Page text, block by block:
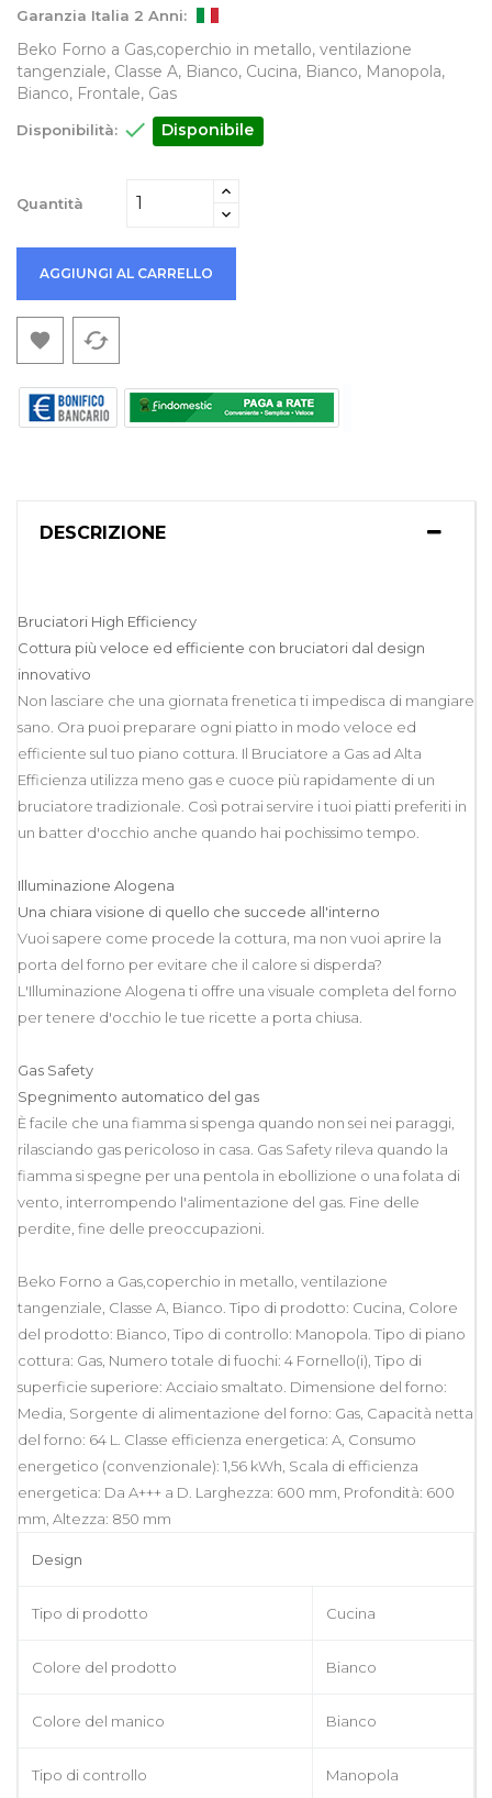
Garanzia Italia 2 Anni:
Beko Forno a Gas,coperchio in metallo, ventilazione
tangenziale, Classe A, Bianco, Cucina, Bianco, Manopola,
Bianco, Frontale, Gas
Disponibilità:  Disponibile
Quantità
AGGIUNGI AL CARRELLO
 cached
DESCRIZIONE
Bruciatori High Efficiency
Cottura più veloce ed efficiente con bruciatori dal design
innovativo
Non lasciare che una giornata frenetica ti impedisca di mangiare
sano. Ora puoi preparare ogni piatto in modo veloce ed
efficiente sul tuo piano cottura. Il Bruciatore a Gas ad Alta
Efficienza utilizza meno gas e cuoce più rapidamente di un
bruciatore tradizionale. Così potrai servire i tuoi piatti preferiti in
un batter d'occhio anche quando hai pochissimo tempo.
Illuminazione Alogena
Una chiara visione di quello che succede all'interno
Vuoi sapere come procede la cottura, ma non vuoi aprire la
porta del forno per evitare che il calore si disperda?
L'Illuminazione Alogena ti offre una visuale completa del forno
per tenere d'occhio le tue ricette a porta chiusa.
Gas Safety
Spegnimento automatico del gas
È facile che una fiamma si spenga quando non sei nei paraggi,
rilasciando gas pericoloso in casa. Gas Safety rileva quando la
fiamma si spegne per una pentola in ebollizione o una folata di
vento, interrompendo l'alimentazione del gas. Fine delle
perdite, fine delle preoccupazioni.
Beko Forno a Gas,coperchio in metallo, ventilazione
tangenziale, Classe A, Bianco. Tipo di prodotto: Cucina, Colore
del prodotto: Bianco, Tipo di controllo: Manopola. Tipo di piano
cottura: Gas, Numero totale di fuochi: 4 Fornello(i), Tipo di
superficie superiore: Acciaio smaltato. Dimensione del forno:
Media, Sorgente di alimentazione del forno: Gas, Capacità netta
del forno: 64 L. Classe efficienza energetica: A, Consumo
energetico (convenzionale): 1,56 kWh, Scala di efficienza
energetica: Da A+++ a D. Larghezza: 600 mm, Profondità: 600
mm, Altezza: 850 mm
Design
Tipo di prodotto Cucina
Colore del prodotto Bianco
Colore del manico Bianco
Tipo di controllo Manopola